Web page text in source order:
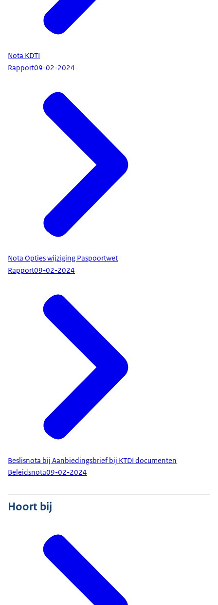
Nota KDTI
Rapport09-02-2024
Nota Opties wijziging Paspoortwet
Rapport09-02-2024
Beslisnota bij Aanbiedingsbrief bij KTDI documenten
Beleidsnota09-02-2024
Hoort bij